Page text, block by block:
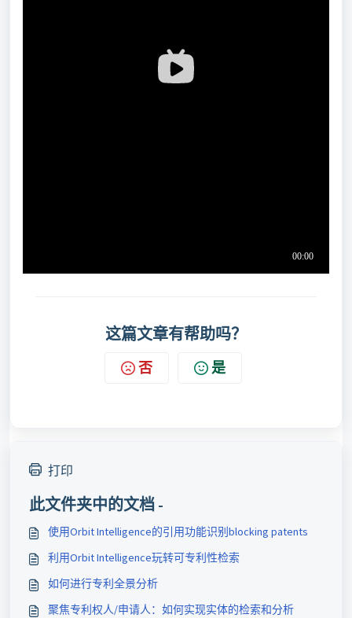
这篇文章有帮助吗？
否 是
打印
此文件夹中的文档 -
使用Orbit Intelligence的引用功能识别blocking patents
利用Orbit Intelligence玩转可专利性检索
如何进行专利全景分析
聚焦专利权人/申请人：如何实现实体的检索和分析